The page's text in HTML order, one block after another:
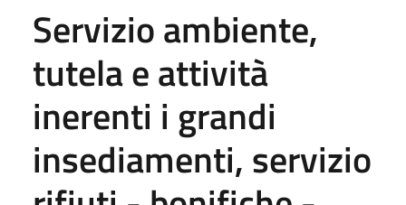
Servizio ambiente,
tutela e attività
inerenti i grandi
insediamenti, servizio